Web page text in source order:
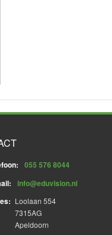
055 576 8044
info@eduvision.nl
Loolaan 554
7315AG
Apeldoorn